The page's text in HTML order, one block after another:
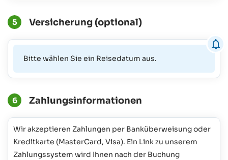
5 Versicherung (optional)
Bitte wählen Sie ein Reisedatum aus.
6 Zahlungsinformationen
Wir akzeptieren Zahlungen per Banküberweisung oder
Kreditkarte (MasterCard, Visa). Ein Link zu unserem
Zahlungssystem wird Ihnen nach der Buchung